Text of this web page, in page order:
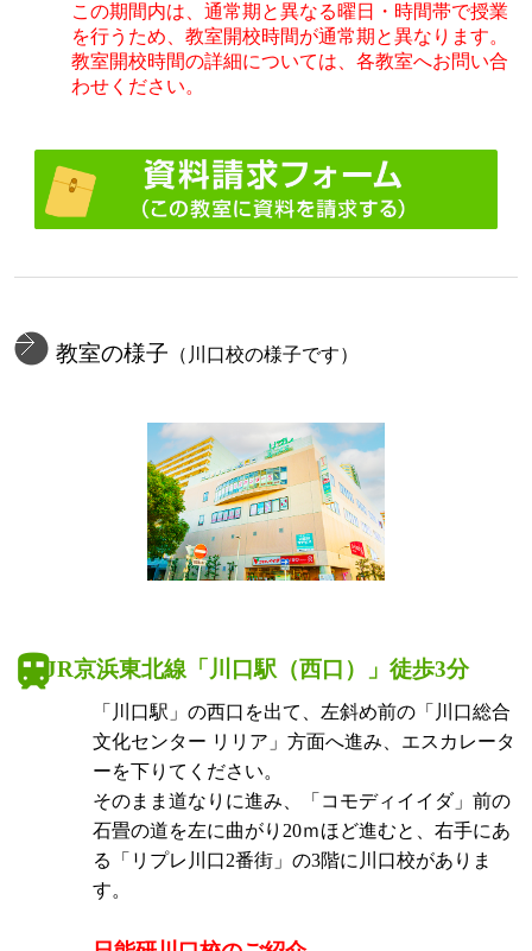
この期間内は、通常期と異なる曜日・時間帯で授業
を行うため、教室開校時間が通常期と異なります。
教室開校時間の詳細については、各教室へお問い合
わせください。
教室の様子 （川口校の様子です）
JR京浜東北線「川口駅（西口）」徒歩3分
「川口駅」の西口を出て、左斜め前の「川口総合
文化センター リリア」方面へ進み、エスカレータ
ーを下りてください。
そのまま道なりに進み、「コモディイイダ」前の
石畳の道を左に曲がり20ｍほど進むと、右手にあ
る「リプレ川口2番街」の3階に川口校がありま
す。